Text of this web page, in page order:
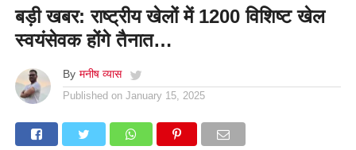
बड़ी खबर: राष्ट्रीय खेलों में 1200 विशिष्ट खेल
स्वयंसेवक होंगे तैनात…
By मनीष व्यास
Published on January 15, 2025